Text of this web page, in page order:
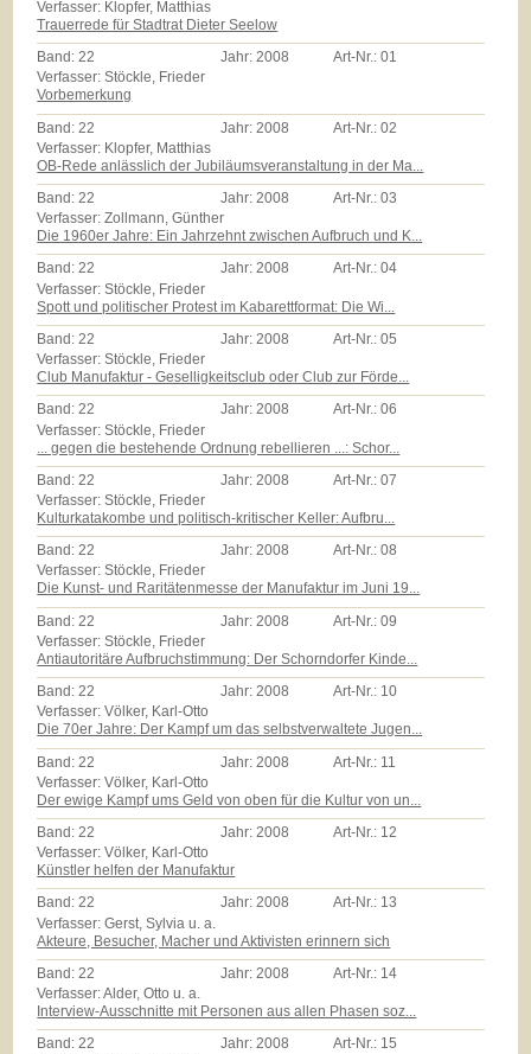
Verfasser: Klopfer, Matthias
Trauerrede für Stadtrat Dieter Seelow
Band:22 Jahr:2008 Art-Nr.:01
Verfasser: Stöckle, Frieder
Vorbemerkung
Band: 22 Jahr: 2008 Art-Nr.:02
Verfasser: Klopfer, Matthias
OB-Rede anlässlich der Jubiläumsveranstaltung in der Ma...
Band:22 Jahr:2008 Art-Nr.:03
Verfasser: Zollmann, Günther
Die 1960er Jahre: Ein Jahrzehnt zwischen Aufbruch und K...
Band:22 Jahr:2008 Art-Nr.:04
Verfasser: Stöckle, Frieder
Spott und politischer Protest im Kabarettformat: Die Wi...
Band:22 Jahr:2008 Art-Nr.:05
Verfasser: Stöckle, Frieder
Club Manufaktur - Geselligkeitsclub oder Club zur Förde...
Band:22 Jahr:2008 Art-Nr.:06
Verfasser: Stöckle, Frieder
... gegen die bestehende Ordnung rebellieren ...: Schor...
Band: 22 Jahr: 2008 Art-Nr.:07
Verfasser: Stöckle, Frieder
Kulturkatakombe und politisch-kritischer Keller: Aufbru...
Band:22 Jahr:2008 Art-Nr.:08
Verfasser: Stöckle, Frieder
Die Kunst- und Raritätenmesse der Manufaktur im Juni 19...
Band: 22 Jahr: 2008 Art-Nr.:09
Verfasser: Stöckle, Frieder
Antiautoritäre Aufbruchstimmung: Der Schorndorfer Kinde...
Band:22 Jahr:2008 Art-Nr.: 10
Verfasser: Völker, Karl-Otto
Die 70er Jahre: Der Kampf um das selbstverwaltete Jugen...
Band: 22 Jahr: 2008 Art-Nr.: 11
Verfasser: Völker, Karl-Otto
Der ewige Kampf ums Geld von oben für die Kultur von un...
Band:22 Jahr:2008 Art-Nr.: 12
Verfasser: Völker, Karl-Otto
Künstler helfen der Manufaktur
Band:22 Jahr:2008 Art-Nr.: 13
Verfasser: Gerst, Sylvia u. a.
Akteure, Besucher, Macher und Aktivisten erinnern sich
Band:22 Jahr:2008 Art-Nr.: 14
Verfasser: Alder, Otto u. a.
Interview-Ausschnitte mit Personen aus allen Phasen soz...
Band:22 Jahr:2008 Art-Nr.: 15